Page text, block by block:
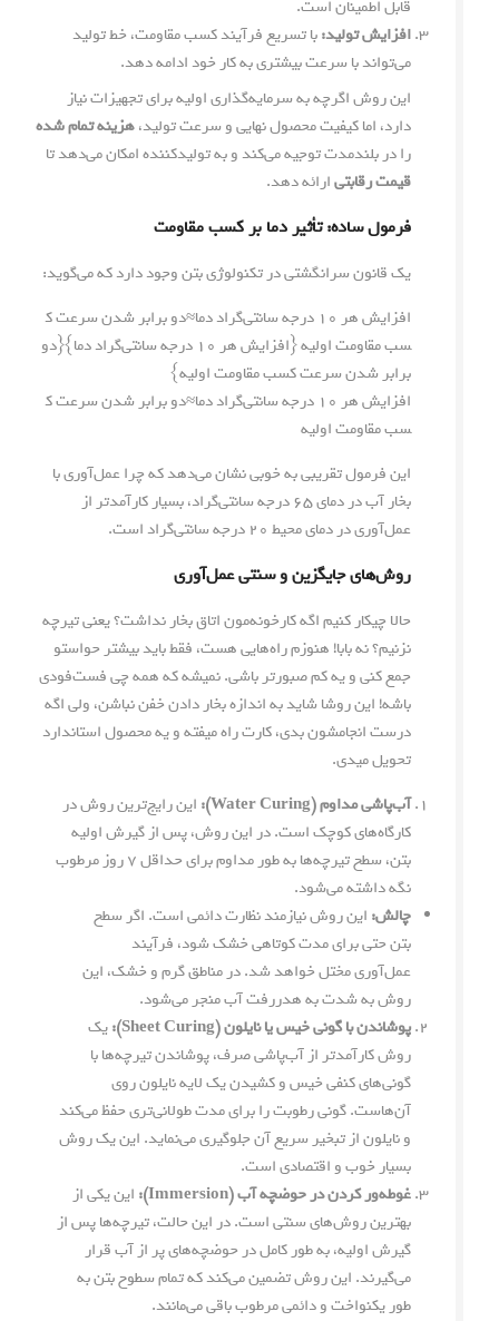
قابل اطمینان است.
افزایش تولید:با تسریع فرآیند کسب مقاومت، خط تولید
می‌تواند با سرعت بیشتری به کار خود ادامه دهد.
این روش اگرچه به سرمایه‌گذاری اولیه برای تجهیزات نیاز
دارد، اما کیفیت محصول نهایی و سرعت تولید،هزینه تمام شده
را در بلندمدت توجیه می‌کند و به تولیدکننده امکان می‌دهد تا
قیمت رقابتیارائه دهد.
فرمول ساده: تأثیر دما بر کسب مقاومت
یک قانون سرانگشتی در تکنولوژی بتن وجود دارد که می‌گوید:
افزایش هر ۱۰ درجه سانتی‌گراد دما≈دو برابر شدن سرعت ک
سب مقاومت اولیه {افزایش هر ۱۰ درجه سانتی‌گراد دما}{دو
برابر شدن سرعت کسب مقاومت اولیه}
افزایش هر ۱۰ درجه سانتی‌گراد دما
≈دو برابر شدن سرعت ک
سب مقاومت اولیه
این فرمول تقریبی به خوبی نشان می‌دهد که چرا عمل‌آوری با
بخار آب در دمای ۶۵ درجه سانتی‌گراد، بسیار کارآمدتر از
عمل‌آوری در دمای محیط ۲۰ درجه سانتی‌گراد است.
روش‌های جایگزین و سنتی عمل‌آوری
حالا چیکار کنیم اگه کارخونه‌مون اتاق بخار نداشت؟ یعنی تیرچه
نزنیم؟ نه بابا! هنوزم راه‌هایی هست، فقط باید بیشتر حواستو
جمع کنی و یه کم صبورتر باشی. نمیشه که همه چی فست‌فودی
باشه! این روشا شاید به اندازه بخار دادن خفن نباشن، ولی اگه
درست انجامشون بدی، کارت راه میفته و یه محصول استاندارد
تحویل میدی.
آب‌پاشی مداوم (Water Curing):
این رایج‌ترین روش در
کارگاه‌های کوچک است. در این روش، پس از گیرش اولیه
بتن، سطح تیرچه‌ها به طور مداوم برای حداقل ۷ روز مرطوب
نگه داشته می‌شود.
چالش: این روش نیازمند نظارت دائمی است. اگر سطح
بتن حتی برای مدت کوتاهی خشک شود، فرآیند
عمل‌آوری مختل خواهد شد. در مناطق گرم و خشک، این
روش به شدت به هدررفت آب منجر می‌شود.
پوشاندن با گونی خیس یا نایلون (Sheet Curing):
یک
روش کارآمدتر از آب‌پاشی صرف، پوشاندن تیرچه‌ها با
گونی‌های کنفی خیس و کشیدن یک لایه نایلون روی
آن‌هاست. گونی رطوبت را برای مدت طولانی‌تری حفظ می‌کند
و نایلون از تبخیر سریع آن جلوگیری می‌نماید. این یک روش
بسیار خوب و اقتصادی است.
غوطه‌ور کردن در حوضچه آب (Immersion):
این یکی از
بهترین روش‌های سنتی است. در این حالت، تیرچه‌ها پس از
گیرش اولیه، به طور کامل در حوضچه‌های پر از آب قرار
می‌گیرند. این روش تضمین می‌کند که تمام سطوح بتن به
طور یکنواخت و دائمی مرطوب باقی می‌مانند.